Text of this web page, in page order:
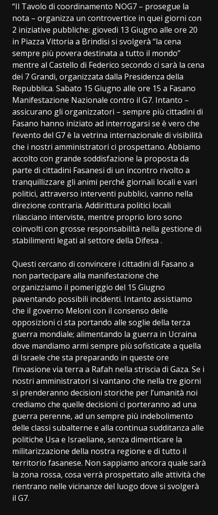
“Il Tavolo di coordinamento NOG7 – prosegue la
nota – organizza un controvertice in quei giorni con
2 iniziative pubbliche: giovedi 13 Giugno alle ore 20
in Piazza Vittoria a Brindisi si svolgerà “la cena
sempre più povera destinata a tutto il mondo”
mentre al Castello di Federico secondo ci sarà la cena
dei 7 Grandi, organizzata dalla Presidenza della
Repubblica. Sabato 15 Giugno alle ore 15 a Fasano
Manifestazione Nazionale contro il G7. Intanto –
assicurano gli organizzatori – sempre più cittadini di
Fasano hanno iniziato ad interrogarsi se è vero che
l’evento del G7 è la vetrina internazionale di visibilità
che i nostri amministratori ci prospettano. Abbiamo
accolto con grande soddisfazione la proposta da
parte di cittadini Fasanesi di un incontro rivolto a
tranquillizzare gli animi perché giornali locali e vari
politici, attraverso interventi pubblici, vanno nella
direzione contraria. Addirittura politici locali
rilasciano interviste, mentre proprio loro sono
coinvolti con grosse responsabilità nella gestione di
stabilimenti legati al settore della Difesa .
Questi cercano di convincere i cittadini di Fasano a
non partecipare alla manifestazione che
organizziamo il pomeriggio del 15 Giugno
paventando possibili incidenti. Intanto assistiamo
che il governo Meloni con il consenso delle
opposizioni ci sta portando alle soglie della terza
guerra mondiale; alimentando la guerra in Ucraina
dove mandiamo armi sempre più sofisticate a quella
di Israele che sta preparando in queste ore
l’invasione via terra a Rafah nella striscia di Gaza. Se i
nostri amministratori si vantano che nella tre giorni
si prenderanno decisioni storiche per l’umanità noi
crediamo che quelle decisioni ci porteranno ad una
guerra perenne, ad un sempre più indebolimento
delle classi subalterne e alla continua sudditanza alle
politiche Usa e Israeliane, senza dimenticare la
militarizzazione della nostra regione e di tutto il
territorio fasanese. Non sappiamo ancora quale sarà
la zona rossa, cosa verrà prospettato alle attività che
rientrano nelle vicinanze del luogo dove si svolgerà
il G7.